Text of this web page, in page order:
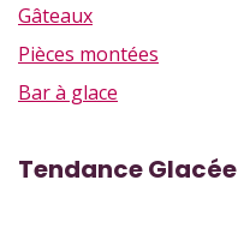
Gâteaux
Pièces montées
Bar à glace
Tendance Glacée